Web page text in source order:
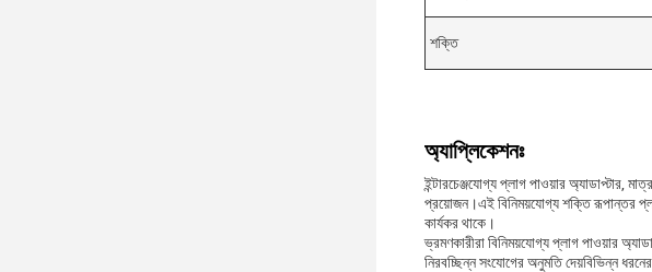
শক্তি
অ্যাপ্লিকেশনঃ
ইন্টারচেঞ্জযোগ্য প্লাগ পাওয়ার অ্যাডাপ্টার,
প্রয়োজন।এই বিনিময়যোগ্য শক্তি রূপান্তর
কার্যকর থাকে।
ভ্রমণকারীরা বিনিময়যোগ্য প্লাগ পাওয়ার
নিরবচ্ছিন্ন সংযোগের অনুমতি দেয়বিভিন্ন